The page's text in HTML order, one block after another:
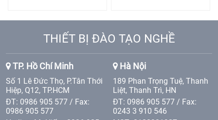
THIẾT BỊ ĐÀO TẠO NGHỀ
TP. Hồ Chí Minh
Số 1 Lê Đức Thọ, P.Tân Thới
Hiệp, Q12, TP.HCM
ĐT: 0986 905 577 / Fax:
0986 905 577
Hà Nội
189 Phan Trọng Tuệ, Thanh
Liệt, Thanh Trì, HN
ĐT: 0986 905 577 / Fax:
0243 3 910 546